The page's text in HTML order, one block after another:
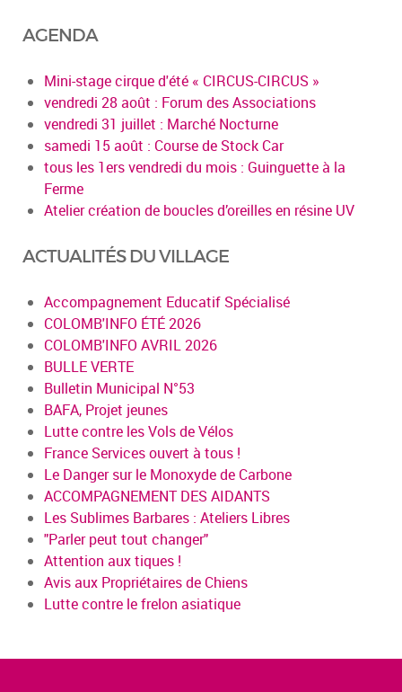
AGENDA
Mini-stage cirque d'été « CIRCUS-CIRCUS »
vendredi 28 août : Forum des Associations
vendredi 31 juillet : Marché Nocturne
samedi 15 août : Course de Stock Car
tous les 1ers vendredi du mois : Guinguette à la
Ferme
Atelier création de boucles d’oreilles en résine UV
ACTUALITÉS DU VILLAGE
Accompagnement Educatif Spécialisé
COLOMB'INFO ÉTÉ 2026
COLOMB'INFO AVRIL 2026
BULLE VERTE
Bulletin Municipal N°53
BAFA, Projet jeunes
Lutte contre les Vols de Vélos
France Services ouvert à tous !
Le Danger sur le Monoxyde de Carbone
ACCOMPAGNEMENT DES AIDANTS
Les Sublimes Barbares : Ateliers Libres
"Parler peut tout changer"
Attention aux tiques !
Avis aux Propriétaires de Chiens
Lutte contre le frelon asiatique